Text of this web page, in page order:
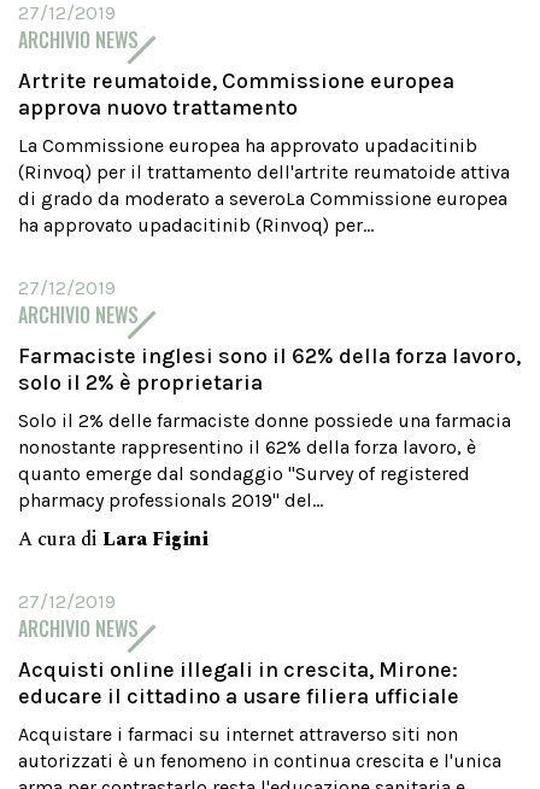
27/12/2019
ARCHIVIO NEWS
Artrite reumatoide, Commissione europea
approva nuovo trattamento
La Commissione europea ha approvato upadacitinib
(Rinvoq) per il trattamento dell'artrite reumatoide attiva
di grado da moderato a severoLa Commissione europea
ha approvato upadacitinib (Rinvoq) per...
27/12/2019
ARCHIVIO NEWS
Farmaciste inglesi sono il 62% della forza lavoro,
solo il 2% è proprietaria
Solo il 2% delle farmaciste donne possiede una farmacia
nonostante rappresentino il 62% della forza lavoro, è
quanto emerge dal sondaggio "Survey of registered
pharmacy professionals 2019" del...
A cura di Lara Figini
27/12/2019
ARCHIVIO NEWS
Acquisti online illegali in crescita, Mirone:
educare il cittadino a usare filiera ufficiale
Acquistare i farmaci su internet attraverso siti non
autorizzati è un fenomeno in continua crescita e l'unica